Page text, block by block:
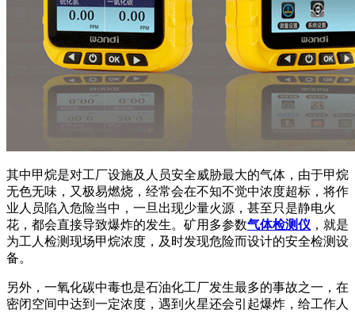
其中甲烷是对工厂设施及人员安全威胁最大的气体，由于甲烷
无色无味，又极易燃烧，经常会在不知不觉中浓度超标，将作
业人员陷入危险当中，一旦出现少量火源，甚至只是静电火
花，都会直接导致爆炸的发生。矿用多参数气体检测仪 ，就是
为工人检测现场甲烷浓度，及时发现危险而设计的安全检测设
备。
另外，一氧化碳中毒也是石油化工厂发生最多的事故之一，在
密闭空间中达到一定浓度，遇到火星还会引起爆炸，给工作人